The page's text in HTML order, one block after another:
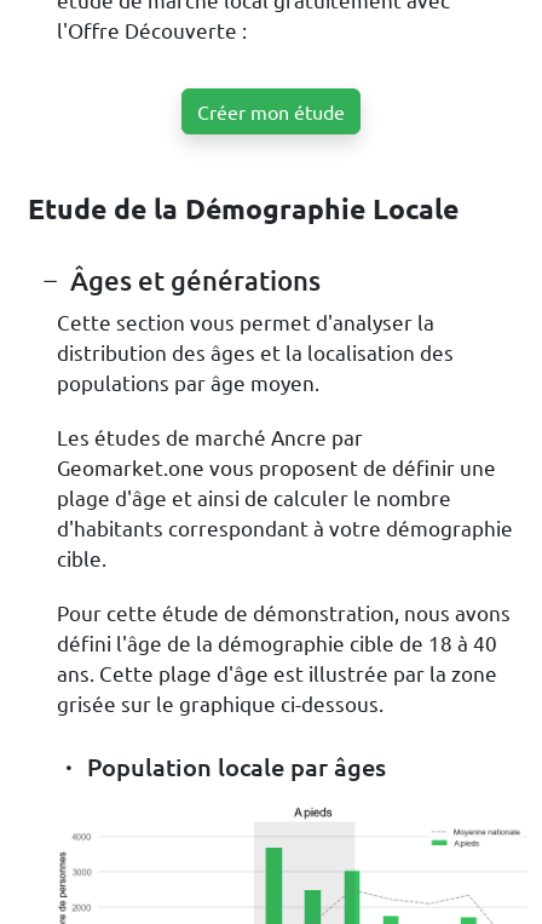
l'Offre Découverte :
Créer mon étude
Etude de la Démographie Locale
Âges et générations
Cette section vous permet d'analyser la
distribution des âges et la localisation des
populations par âge moyen.
Les études de marché Ancre par
Geomarket.one vous proposent de définir une
plage d'âge et ainsi de calculer le nombre
d'habitants correspondant à votre démographie
cible.
Pour cette étude de démonstration, nous avons
défini l'âge de la démographie cible de 18 à 40
ans. Cette plage d'âge est illustrée par la zone
grisée sur le graphique ci-dessous.
Population locale par âges